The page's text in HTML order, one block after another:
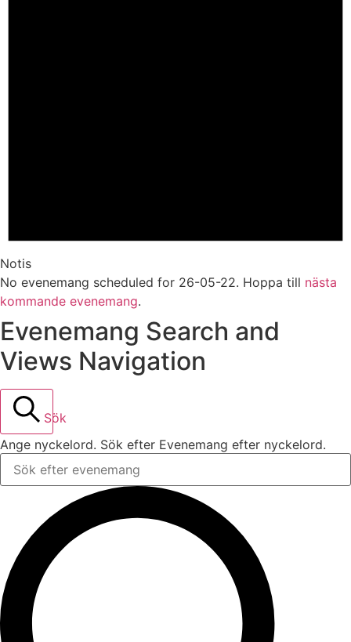
Notis
No evenemang scheduled for 26-05-22. Hoppa till nästa
kommande evenemang.
Evenemang Search and
Views Navigation
Sök
Ange nyckelord. Sök efter Evenemang efter nyckelord.